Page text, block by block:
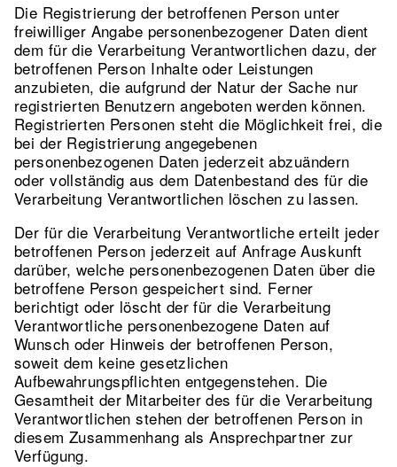
Die Registrierung der betroffenen Person unter
freiwilliger Angabe personenbezogener Daten dient
dem für die Verarbeitung Verantwortlichen dazu, der
betroffenen Person Inhalte oder Leistungen
anzubieten, die aufgrund der Natur der Sache nur
registrierten Benutzern angeboten werden können.
Registrierten Personen steht die Möglichkeit frei, die
bei der Registrierung angegebenen
personenbezogenen Daten jederzeit abzuändern
oder vollständig aus dem Datenbestand des für die
Verarbeitung Verantwortlichen löschen zu lassen.
Der für die Verarbeitung Verantwortliche erteilt jeder
betroffenen Person jederzeit auf Anfrage Auskunft
darüber, welche personenbezogenen Daten über die
betroffene Person gespeichert sind. Ferner
berichtigt oder löscht der für die Verarbeitung
Verantwortliche personenbezogene Daten auf
Wunsch oder Hinweis der betroffenen Person,
soweit dem keine gesetzlichen
Aufbewahrungspflichten entgegenstehen. Die
Gesamtheit der Mitarbeiter des für die Verarbeitung
Verantwortlichen stehen der betroffenen Person in
diesem Zusammenhang als Ansprechpartner zur
Verfügung.